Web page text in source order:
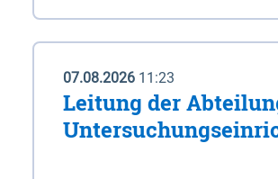
07.08.2026 11:23
Leitung der